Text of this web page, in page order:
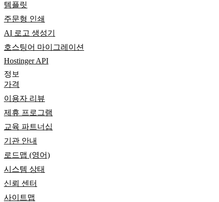
템플릿
주문형 인쇄
AI 로고 생성기
호스팅어 마이그레이션
Hostinger API
정보
가격
이용자 리뷰
제휴 프로그램
교육 파트너십
기관 안내
로드맵 (영어)
시스템 상태
신뢰 센터
사이트맵